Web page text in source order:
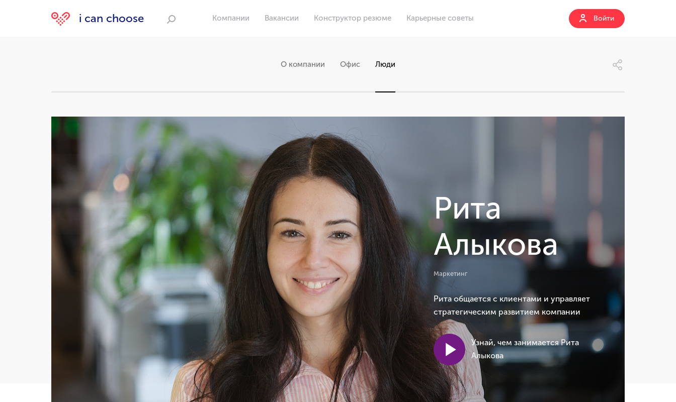
i can choose Компании Вакансии Конструктор резюме Карьерные советы Войти
О компании Офис Люди
Рита
Алыкова
Маркетинг
Рита общается с клиентами и управляет
стратегическим развитием компании
Узнай, чем занимается Рита
Алыкова